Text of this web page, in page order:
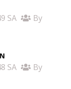
SA
By
SA
By